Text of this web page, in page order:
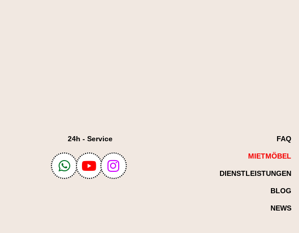
24h - Service FAQ
MIETMÖBEL
DIENSTLEISTUNGEN
BLOG
NEWS